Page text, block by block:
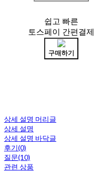
쉽고 빠른
토스페이 간편결제
구매하기
상세 설명 머리글
상세 설명
상세 설명 바닥글
후기(0)
질문(10)
관련 상품